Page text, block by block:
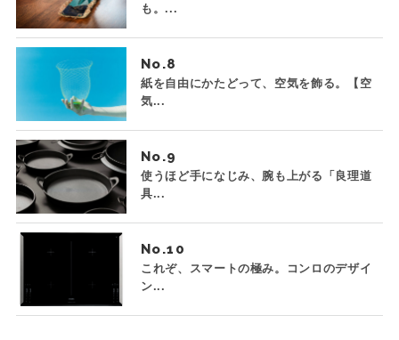
も。...
No.
紙を自由にかたどって、空気を飾る。【空
気...
No.
使うほど手になじみ、腕も上がる「良理道
具...
No.
これぞ、スマートの極み。コンロのデザイ
ン...